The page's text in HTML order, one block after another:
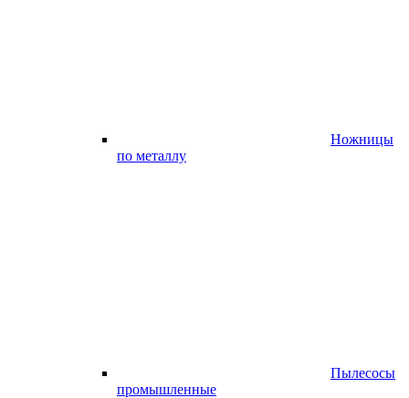
Ножницы
по металлу
Пылесосы
промышленные